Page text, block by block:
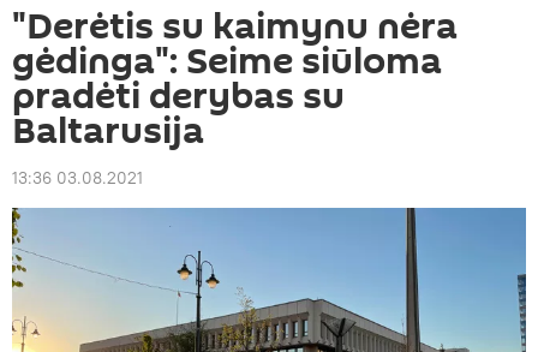
"Derėtis su kaimynu nėra
gėdinga": Seime siūloma
pradėti derybas su
Baltarusija
13:36 03.08.2021